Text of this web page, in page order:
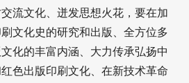
流文化、迸发思想火花，要在加
文化史的研究和出版、全方位多
化的丰富内涵、大力传承弘扬中
色出版印刷文化、在新技术革命